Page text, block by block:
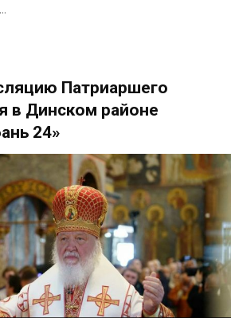
Патриаршего
в Динском районе
24»